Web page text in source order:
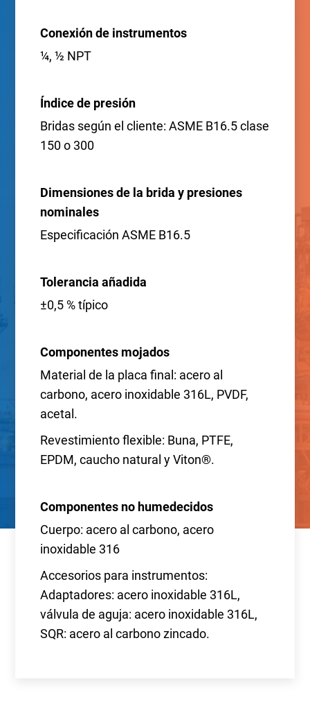
Conexión de instrumentos
¼, ½ NPT
Índice de presión
Bridas según el cliente: ASME B16.5 clase
150 o 300
Dimensiones de la brida y presiones
nominales
Especificación ASME B16.5
Tolerancia añadida
±0,5 % típico
Componentes mojados
Material de la placa final: acero al
carbono, acero inoxidable 316L, PVDF,
acetal.
Revestimiento flexible: Buna, PTFE,
EPDM, caucho natural y Viton®.
Componentes no humedecidos
Cuerpo: acero al carbono, acero
inoxidable 316
Accesorios para instrumentos:
Adaptadores: acero inoxidable 316L,
válvula de aguja: acero inoxidable 316L,
SQR: acero al carbono zincado.